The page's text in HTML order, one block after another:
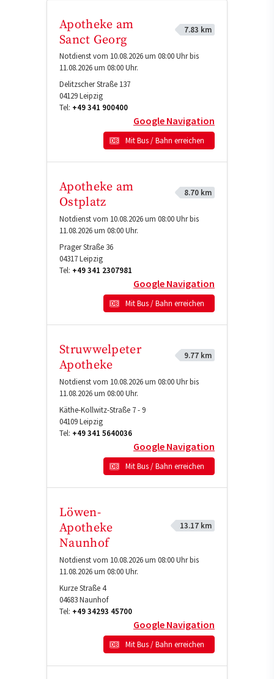
Apotheke am
Sanct Georg
7.83 km
Notdienst vom 10.08.2026 um 08:00 Uhr bis
11.08.2026 um 08:00 Uhr.
Delitzscher Straße 137
04129Leipzig
Tel: +49 341 900400
Google Navigation
Mit Bus / Bahn erreichen
Apotheke am
Ostplatz
8.70 km
Notdienst vom 10.08.2026 um 08:00 Uhr bis
11.08.2026 um 08:00 Uhr.
Prager Straße 36
04317Leipzig
Tel: +49 341 2307981
Google Navigation
Mit Bus / Bahn erreichen
Struwwelpeter
Apotheke
9.77 km
Notdienst vom 10.08.2026 um 08:00 Uhr bis
11.08.2026 um 08:00 Uhr.
Käthe-Kollwitz-Straße 7 - 9
04109Leipzig
Tel: +49 341 5640036
Google Navigation
Mit Bus / Bahn erreichen
Löwen-
Apotheke
Naunhof
13.17 km
Notdienst vom 10.08.2026 um 08:00 Uhr bis
11.08.2026 um 08:00 Uhr.
Kurze Straße 4
04683Naunhof
Tel: +49 34293 45700
Google Navigation
Mit Bus / Bahn erreichen